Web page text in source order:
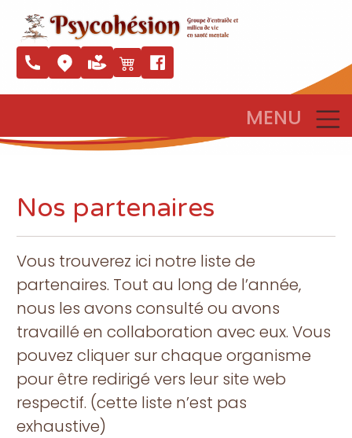
MENU
Nos partenaires
Vous trouverez ici notre liste de
partenaires. Tout au long de l’année,
nous les avons consulté ou avons
travaillé en collaboration avec eux. Vous
pouvez cliquer sur chaque organisme
pour être redirigé vers leur site web
respectif. (cette liste n’est pas
exhaustive)